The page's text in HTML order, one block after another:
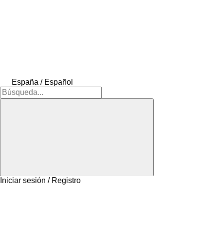
España / Español
Iniciar sesión / Registro